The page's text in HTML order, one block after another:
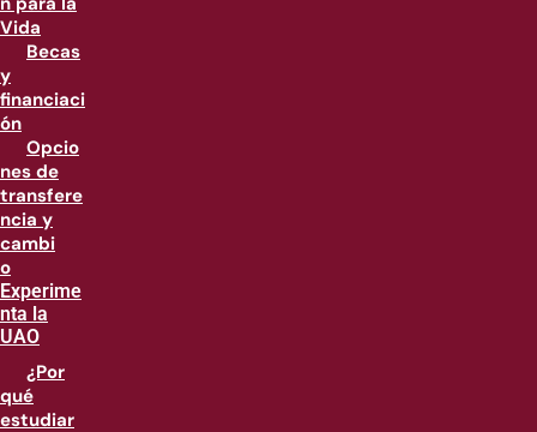
Vida
Becas
y
financiaci
ón
Opcio
nes de
transfere
ncia y
cambi
o
Experime
nta la
UAO
¿Por
qué
estudiar